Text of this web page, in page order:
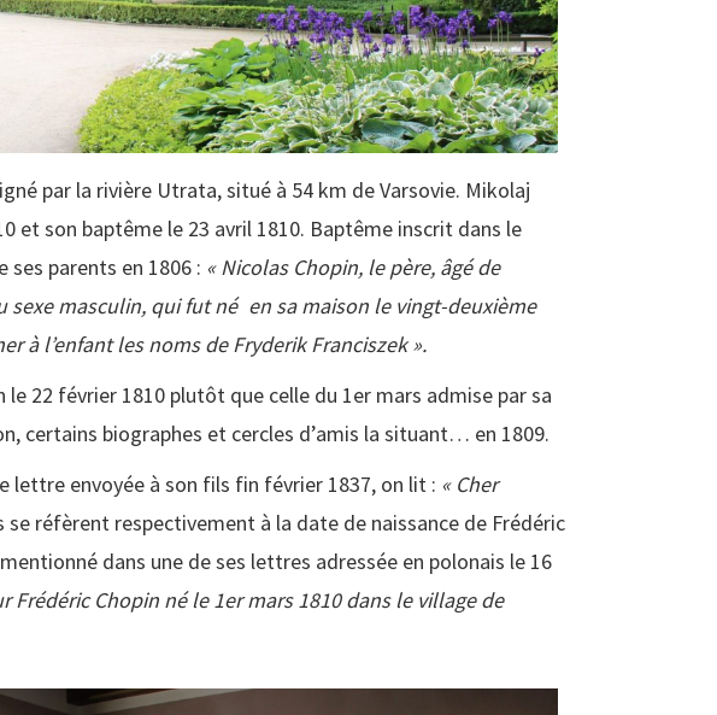
par la rivière Utrata, situé à 54 km de Varsovie. Mikolaj
et son baptême le 23 avril 1810. Baptême inscrit dans le
parents en 1806 : « Nicolas Chopin, le père, âgé de
sexe masculin, qui fut né en sa maison le vingt-deuxième
à l’enfant les noms de Fryderik Franciszek ».
22 février 1810 plutôt que celle du 1er mars admise par sa
certains biographes et cercles d’amis la situant… en 1809.
lettre envoyée à son fils fin février 1837, on lit : « Cher
se réfèrent respectivement à la date de naissance de Frédéric
dans une de ses lettres adressée en polonais le 16
Frédéric Chopin né le 1er mars 1810 dans le village de